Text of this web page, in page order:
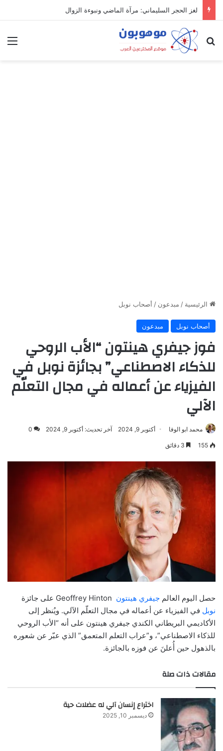
لغز الحجر السليماني: مرآة الماضي ونبوءة الزوال
بحث عن
الرئيسية / مبدعون / أصحاب نوبل
أصحاب نوبل مبدعون
فوز جيفري هينتون “الأب الروحي
للذكاء الاصطناعي” بجائزة نوبل في
الفيزياء عن أعماله في مجال التعلّم
الآلي
محمد ابو الوفا أكتوبر 9, 2024 آخر تحديث: أكتوبر 9, 2024 0
155
حصل اليوم العالم جيفري هينتون Geoffrey Hinton على جائزة
نوبل في الفيزياء عن أعماله في مجال التعلّم الآلي. ويُنظر إلى
الأكاديمي البريطاني الكندي جيفري هينتون على أنه “الأب الروحي
للذكاء الاصطناعي”، و”عراب التعلم المتعمق” الذي عبّر عن شعوره
بالذهول حين أُعلنَ عن فوزه بالجائزة.
مقالات ذات صلة
اختراع إنسان آلي له عضلات حية
ديسمبر 10, 2025